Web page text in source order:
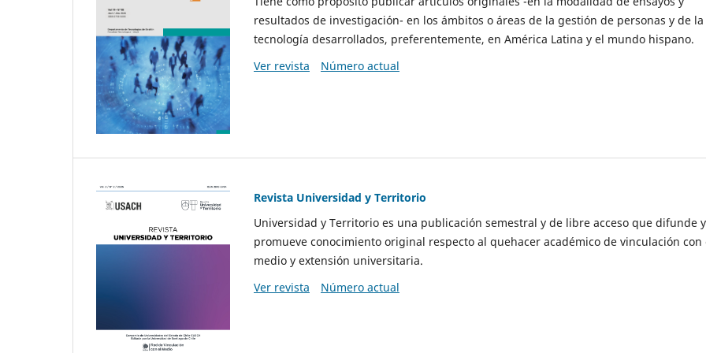
resultados de investigación- en los ámbitos o áreas de la gestión de personas y de la
tecnología desarrollados, preferentemente, en América Latina y el mundo hispano.
Ver revista
Número actual
Revista Universidad y Territorio
Universidad y Territorio es una publicación semestral y de libre acceso que difunde y
promueve conocimiento original respecto al quehacer académico de vinculación con
medio y extensión universitaria.
Ver revista
Número actual